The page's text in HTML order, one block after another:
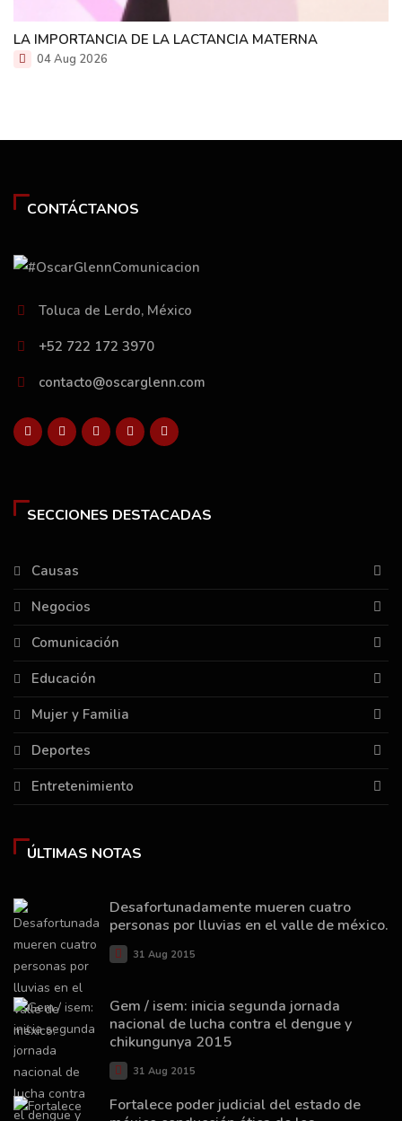
LA IMPORTANCIA DE LA LACTANCIA MATERNA
04 Aug 2026
CONTÁCTANOS
Toluca de Lerdo, México
+52 722 172 3970
contacto@oscarglenn.com
SECCIONES DESTACADAS
Causas
Negocios
Comunicación
Educación
Mujer y Familia
Deportes
Entretenimiento
ÚLTIMAS NOTAS
Desafortunadamente mueren cuatro
personas por lluvias en el valle de méxico.
31 Aug 2015
Gem / isem: inicia segunda jornada
nacional de lucha contra el dengue y
chikungunya 2015
31 Aug 2015
Fortalece poder judicial del estado de